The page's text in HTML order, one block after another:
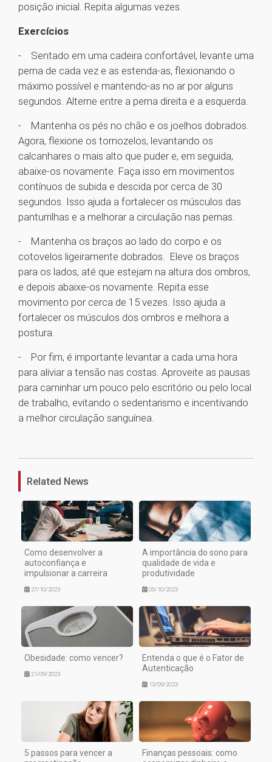
posição inicial. Repita algumas vezes.
Exercícios
- Sentado em uma cadeira confortável, levante uma
perna de cada vez e as estenda-as, flexionando o
máximo possível e mantendo-as no ar por alguns
segundos. Alterne entre a perna direita e a esquerda.
- Mantenha os pés no chão e os joelhos dobrados.
Agora, flexione os tornozelos, levantando os
calcanhares o mais alto que puder e, em seguida,
abaixe-os novamente. Faça isso em movimentos
contínuos de subida e descida por cerca de 30
segundos. Isso ajuda a fortalecer os músculos das
panturrilhas e a melhorar a circulação nas pernas.
- Mantenha os braços ao lado do corpo e os
cotovelos ligeiramente dobrados. Eleve os braços
para os lados, até que estejam na altura dos ombros,
e depois abaixe-os novamente. Repita esse
movimento por cerca de 15 vezes. Isso ajuda a
fortalecer os músculos dos ombros e melhora a
postura.
- Por fim, é importante levantar a cada uma hora
para aliviar a tensão nas costas. Aproveite as pausas
para caminhar um pouco pelo escritório ou pelo local
de trabalho, evitando o sedentarismo e incentivando
a melhor circulação sanguínea.
Related News
Como desenvolver a
autoconfiança e
impulsionar a carreira
27/10/2023
A importância do sono para
qualidade de vida e
produtividade
05/10/2023
Obesidade: como vencer?
21/09/2023
Entenda o que é o Fator de
Autenticação
13/09/2023
5 passos para vencer a
Finanças pessoais: como